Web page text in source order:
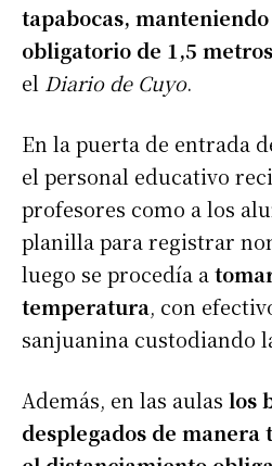
tapabocas,
obligatorio de 1,5 metros
el Diario de Cuyo.
En la puerta de entrada
el personal educativo
profesores como a los
planilla para registrar
luego se procedía a
temperatura, con
sanjuanina custodiando
Además, en las aulas los
desplegados de manera